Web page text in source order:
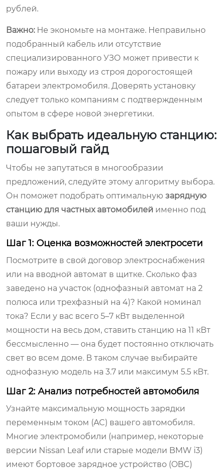
рублей.
Важно: Не экономьте на монтаже. Неправильно
подобранный кабель или отсутствие
специализированного УЗО может привести к
пожару или выходу из строя дорогостоящей
батареи электромобиля. Доверять установку
следует только компаниям с подтвержденным
опытом в сфере новой энергетики.
Как выбрать идеальную станцию:
пошаговый гайд
Чтобы не запутаться в многообразии
предложений, следуйте этому алгоритму выбора.
Он поможет подобрать оптимальную зарядную
станцию для частных автомобилей именно под
ваши нужды.
Шаг 1: Оценка возможностей электросети
Посмотрите в свой договор электроснабжения
или на вводной автомат в щитке. Сколько фаз
заведено на участок (однофазный автомат на 2
полюса или трехфазный на 4)? Какой номинал
тока? Если у вас всего 5–7 кВт выделенной
мощности на весь дом, ставить станцию на 11 кВт
бессмысленно — она будет постоянно отключать
свет во всем доме. В таком случае выбирайте
однофазную модель на 3.7 или максимум 5.5 кВт.
Шаг 2: Анализ потребностей автомобиля
Узнайте максимальную мощность зарядки
переменным током (AC) вашего автомобиля.
Многие электромобили (например, некоторые
версии Nissan Leaf или старые модели BMW i3)
имеют бортовое зарядное устройство (OBC)